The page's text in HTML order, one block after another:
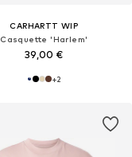
CARHARTT WIP
Casquette 'Harlem'
39,00 €
+2